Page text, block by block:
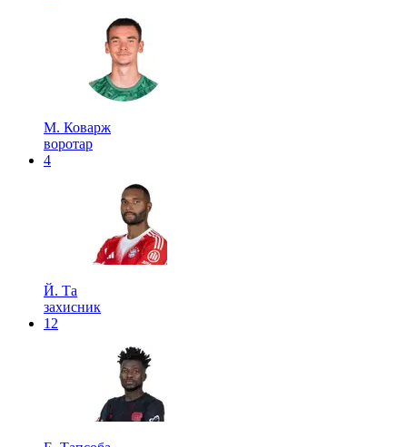
М. Коварж
воротар
4
Й. Та
захисник
12